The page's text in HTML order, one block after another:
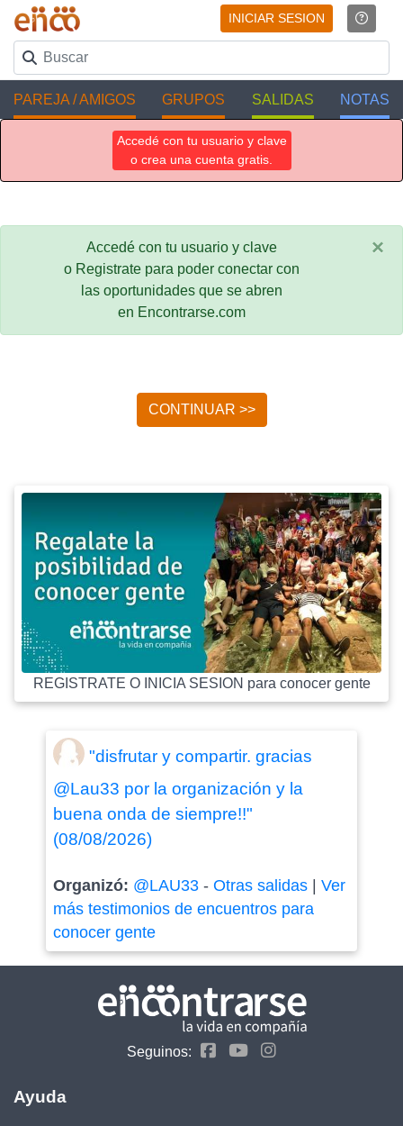
INICIAR SESION
PAREJA / AMIGOS GRUPOS SALIDAS NOTAS
Accedé con tu usuario y clave
o crea una cuenta gratis.
Accedé con tu usuario y clave
o Registrate para poder conectar con
las oportunidades que se abren
en Encontrarse.com
×
CONTINUAR >>
REGISTRATE O INICIA SESION para conocer gente
"disfrutar y compartir. gracias
@Lau33 por la organización y la
buena onda de siempre!!"
(08/08/2026)
Organizó: @LAU33- Otras salidas| Ver
más testimonios de encuentros para
conocer gente
Seguinos:
Ayuda